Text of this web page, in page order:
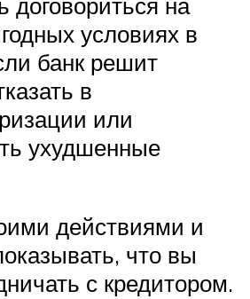
условиях в
банк решит
в
или
ухудшенные
действиями и
что вы
с кредитором.